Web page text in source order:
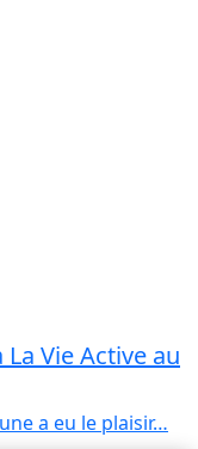
Vie Active au
a eu le plaisir…